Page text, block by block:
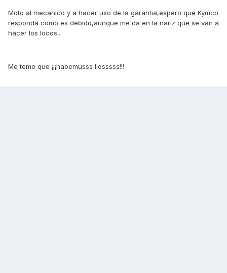
Moto al mecanico y a hacer uso de la garantia,espero que Kymco
responda como es debido,aunque me da en la nariz que se van a
hacer los locos...
Me temo que ¡¡¡habemusss liosssss!!!